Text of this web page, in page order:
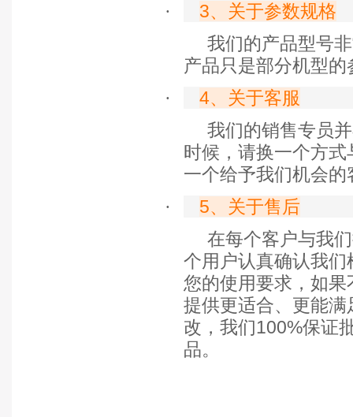
·
3、关于参数规格
我们的产品型号
产品只是部分机型
·
4、关于客服
我们的销售专员
时候，请换一个方
一个给予我们机会
·
5、关于售后
在每个客户与我
个用户认真确认我
您的使用要求，如
提供更适合、更能
改，我们100%保证
品。